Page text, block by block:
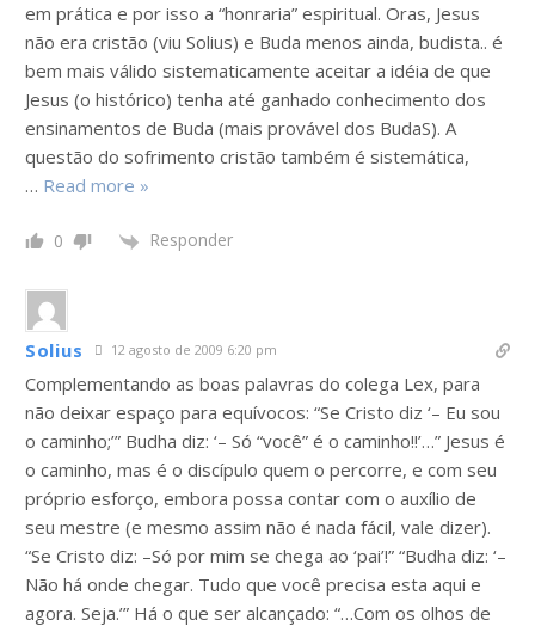
em prática e por isso a “honraria” espiritual. Oras, Jesus
não era cristão (viu Solius) e Buda menos ainda, budista.. é
bem mais válido sistematicamente aceitar a idéia de que
Jesus (o histórico) tenha até ganhado conhecimento dos
ensinamentos de Buda (mais provável dos BudaS). A
questão do sofrimento cristão também é sistemática,
… Read more »
0 Responder
Solius 12 agosto de 2009 6:20 pm
Complementando as boas palavras do colega Lex, para
não deixar espaço para equívocos: “Se Cristo diz ‘– Eu sou
o caminho;’” Budha diz: ‘– Só “você” é o caminho!!’…” Jesus é
o caminho, mas é o discípulo quem o percorre, e com seu
próprio esforço, embora possa contar com o auxílio de
seu mestre (e mesmo assim não é nada fácil, vale dizer).
“Se Cristo diz: –Só por mim se chega ao ‘pai’!” “Budha diz: ‘–
Não há onde chegar. Tudo que você precisa esta aqui e
agora. Seja.’” Há o que ser alcançado: “…Com os olhos de